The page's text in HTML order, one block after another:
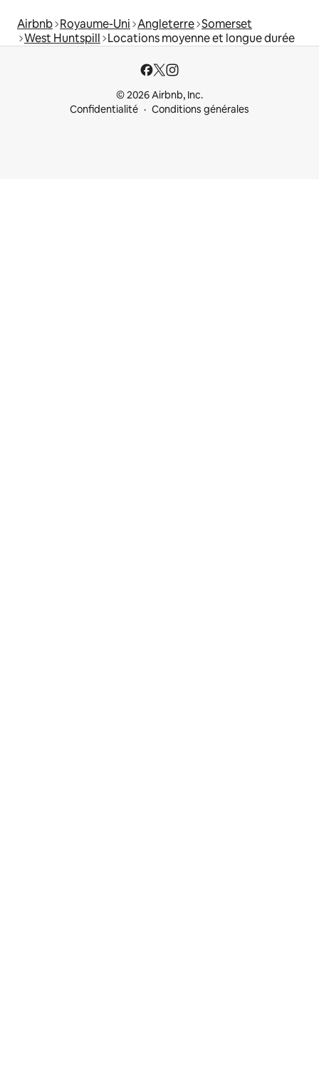
Airbnb Royaume-Uni Angleterre Somerset
West Huntspill Locations moyenne et longue durée
© 2026 Airbnb, Inc.
Confidentialité
Conditions générales